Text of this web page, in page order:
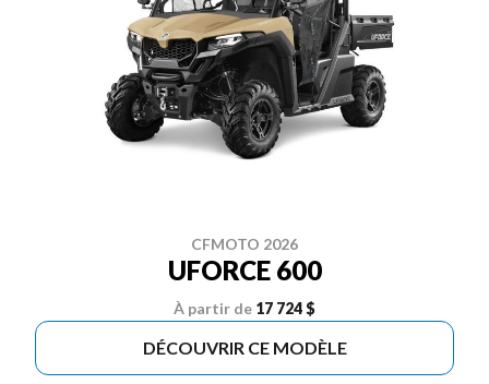
CFMOTO 2026
UFORCE 600
À partir de 17 724 $
DÉCOUVRIR CE MODÈLE